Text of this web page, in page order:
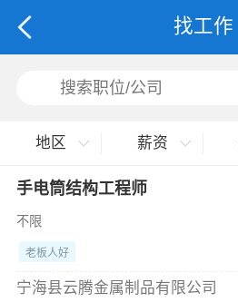
找工作
地区 薪资
手电筒结构工程师
不限
老板人好
宁海县云腾金属制品有限公司